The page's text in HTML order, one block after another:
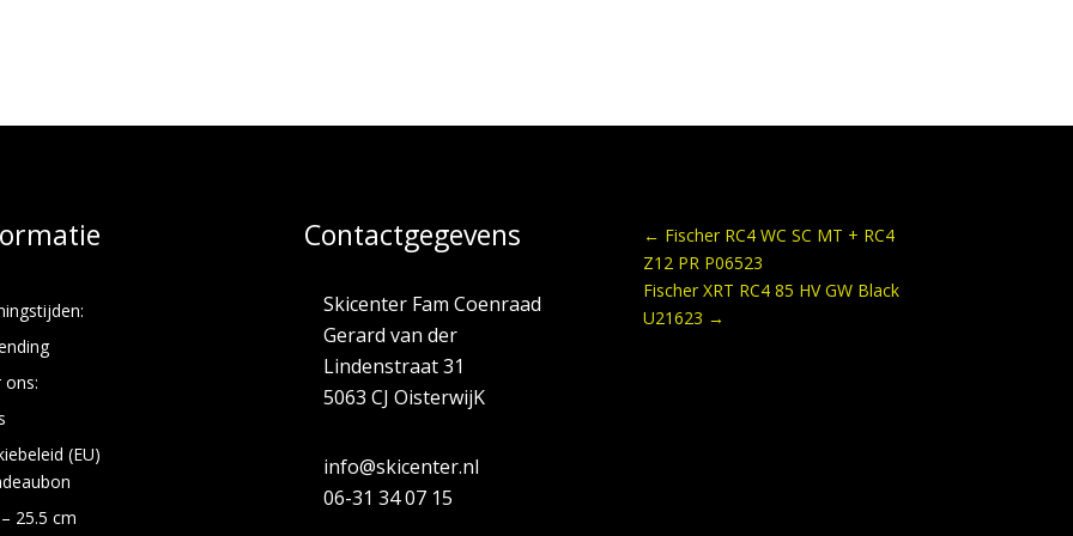
ons:
(EU)
25.5 cm
Contactgegevens
Skicenter Fam Coenraad
Gerard van der
Lindenstraat 31
5063 CJ OisterwijK
info@skicenter.nl
06-31 34 07 15
← Fischer RC4 WC SC MT + RC4
Z12 PR P06523
Fischer XRT RC4 85 HV GW Black
U21623 →